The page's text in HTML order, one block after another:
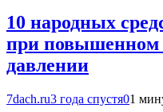
10 народных
при повышенном
давлении
7dach.ru3 года спустя01